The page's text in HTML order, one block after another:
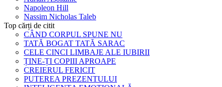
Napoleon Hill
Nassim Nicholas Taleb
Top cărți de citit
CÂND CORPUL SPUNE NU
TATĂ BOGAT TATĂ SARAC
CELE CINCI LIMBAJE ALE IUBIRII
ȚINE-ȚI COPIII APROAPE
CREIERUL FERICIT
PUTEREA PREZENTULUI